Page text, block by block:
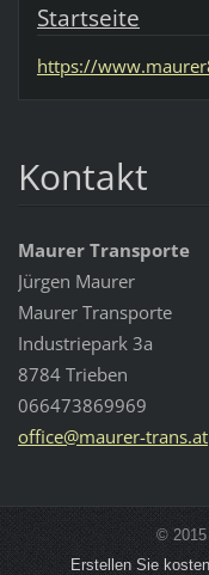
Startseite
https://
Kontakt
Maurer Transporte
Jürgen Maurer
Maurer Transporte
Industriepark 3a
8784 Trieben
066473869969
office@maurer-trans.at
© 2015
Erstellen Sie